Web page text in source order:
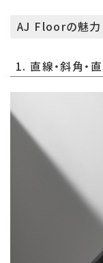
AJ Floorの魅力
1. 直線・斜角・